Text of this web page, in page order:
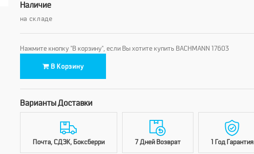
Наличие
на складе
Нажмите кнопку "В корзину", если Вы хотите купить BACHMANN 17603
В Корзину
Варианты Доставки
Почта, СДЭК, Боксберри 7 Дней Возврат 1 Год Гарантия